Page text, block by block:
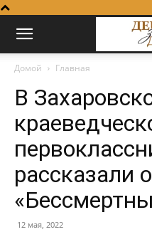
Домой Главная
В
рассказали
12 мая, 2022